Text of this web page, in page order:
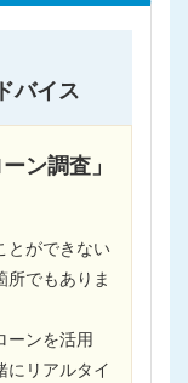
バイス
ン調査」
とができない
所でもありま
ーンを活用
にリアルタイ